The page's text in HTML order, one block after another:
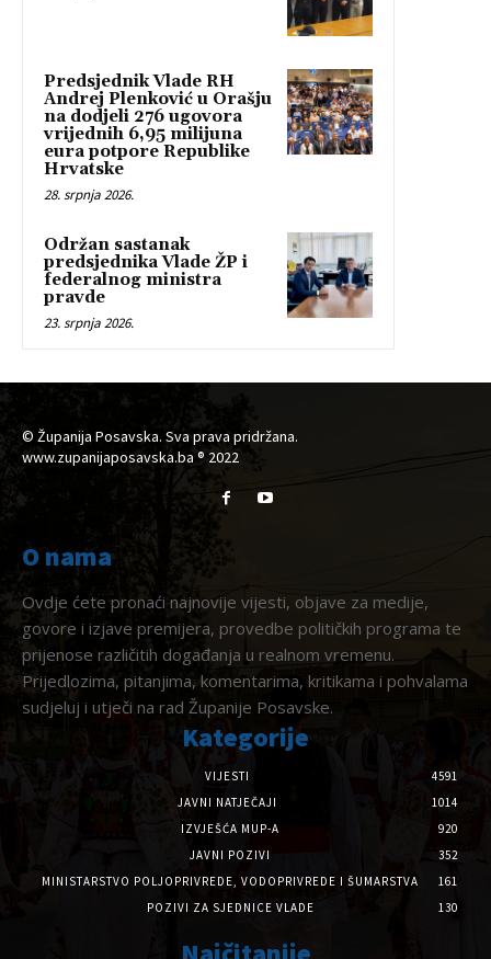
Predsjednik Vlade RH
Andrej Plenković u Orašju
na dodjeli 276 ugovora
vrijednih 6,95 milijuna
eura potpore Republike
Hrvatske
28. srpnja 2026.
Održan sastanak
predsjednika Vlade ŽP i
federalnog ministra
pravde
23. srpnja 2026.
© Županija Posavska. Sva prava pridržana.
www.zupanijaposavska.ba ® 2022
O nama
Ovdje ćete pronaći najnovije vijesti, objave za medije,
govore i izjave premijera, provedbe političkih programa te
prijenose različitih događanja u realnom vremenu.
Prijedlozima, pitanjima, komentarima, kritikama i pohvalama
sudjeluj i utječi na rad Županije Posavske.
Kategorije
VIJESTI
4591
JAVNI NATJEČAJI
1014
IZVJEŠĆA MUP-A
920
JAVNI POZIVI
352
MINISTARSTVO POLJOPRIVREDE, VODOPRIVREDE I ŠUMARSTVA
161
POZIVI ZA SJEDNICE VLADE
130